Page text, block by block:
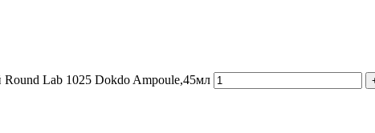
Lab 1025 Dokdo Ampoule,45мл